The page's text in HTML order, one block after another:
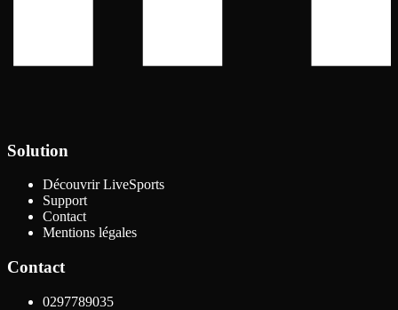
Solution
Découvrir LiveSports
Support
Contact
Mentions légales
Contact
0297789035